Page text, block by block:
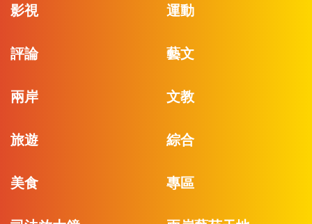
影視 運動
評論 藝文
兩岸 文教
旅遊 綜合
美食 專區